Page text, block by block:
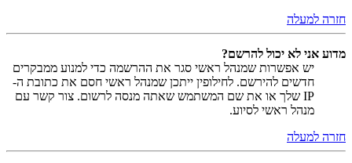
חזרה למעלה
מדוע אני לא יכול להרשם?
יש אפשרות שמנהל ראשי סגר את ההרשמה כדי למנוע ממבקרים
חדשים להירשם. לחילופין ייתכן שמנהל ראשי חסם את כתובת ה-
IP שלך או את שם המשתמש שאתה מנסה לרשום. צור קשר עם
מנהל ראשי לסיוע.
חזרה למעלה